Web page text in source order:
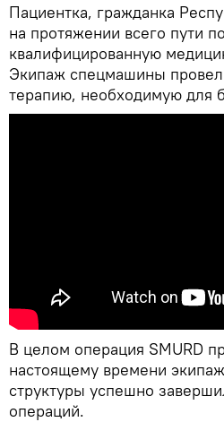
Пациентка, гражданка
на протяжении всего пути
квалифицированную
Экипаж спецмашины
терапию, необходимую для
В целом операция SMURD
настоящему времени
структуры успешно
операций.